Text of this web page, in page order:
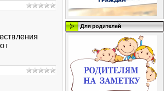
Для родителей